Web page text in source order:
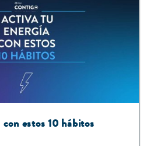
estos 10 hábitos